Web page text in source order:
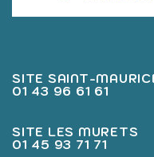
SITE SAINT-
01 43 96 61 61
SITE LES MURETS
01 45 93 71 71